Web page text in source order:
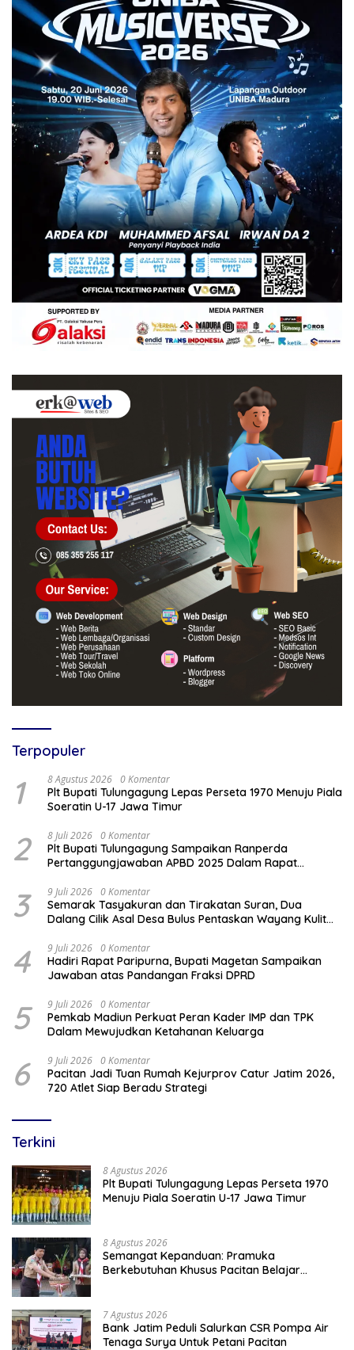
Terpopuler
1 8 Agustus 2026 0 Komentar
Plt Bupati Tulungagung Lepas Perseta 1970 Menuju Piala
Soeratin U-17 Jawa Timur
2 8 Juli 2026 0 Komentar
Plt Bupati Tulungagung Sampaikan Ranperda
Pertanggungjawaban APBD 2025 Dalam Rapat
3 9 Juli 2026 0 Komentar
Semarak Tasyakuran dan Tirakatan Suran, Dua
Dalang Cilik Asal Desa Bulus Pentaskan Wayang Kulit
4 9 Juli 2026 0 Komentar
Hadiri Rapat Paripurna, Bupati Magetan Sampaikan
Jawaban atas Pandangan Fraksi DPRD
5 9 Juli 2026 0 Komentar
Pemkab Madiun Perkuat Peran Kader IMP dan TPK
Dalam Mewujudkan Ketahanan Keluarga
6 9 Juli 2026 0 Komentar
Pacitan Jadi Tuan Rumah Kejurprov Catur Jatim 2026,
720 Atlet Siap Beradu Strategi
Terkini
8 Agustus 2026
Plt Bupati Tulungagung Lepas Perseta 1970
Menuju Piala Soeratin U-17 Jawa Timur
8 Agustus 2026
Semangat Kepanduan: Pramuka
Berkebutuhan Khusus Pacitan Belajar
7 Agustus 2026
Bank Jatim Peduli Salurkan CSR Pompa Air
Tenaga Surya Untuk Petani Pacitan